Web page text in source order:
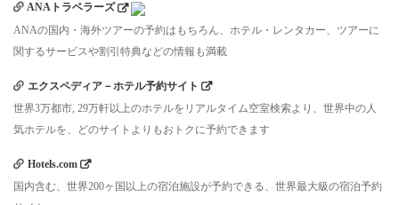
ANAトラベラーズ
ANAの国内・海外ツアーの予約はもちろん、ホテル・レンタカー、ツアーに
関するサービスや割引特典などの情報も満載
エクスペディア－ホテル予約サイト
世界3万都市, 29万軒以上のホテルをリアルタイム空室検索より、世界中の人
気ホテルを、どのサイトよりもおトクに予約できます
Hotels.com
国内含む、世界200ヶ国以上の宿泊施設が予約できる、世界最大級の宿泊予約